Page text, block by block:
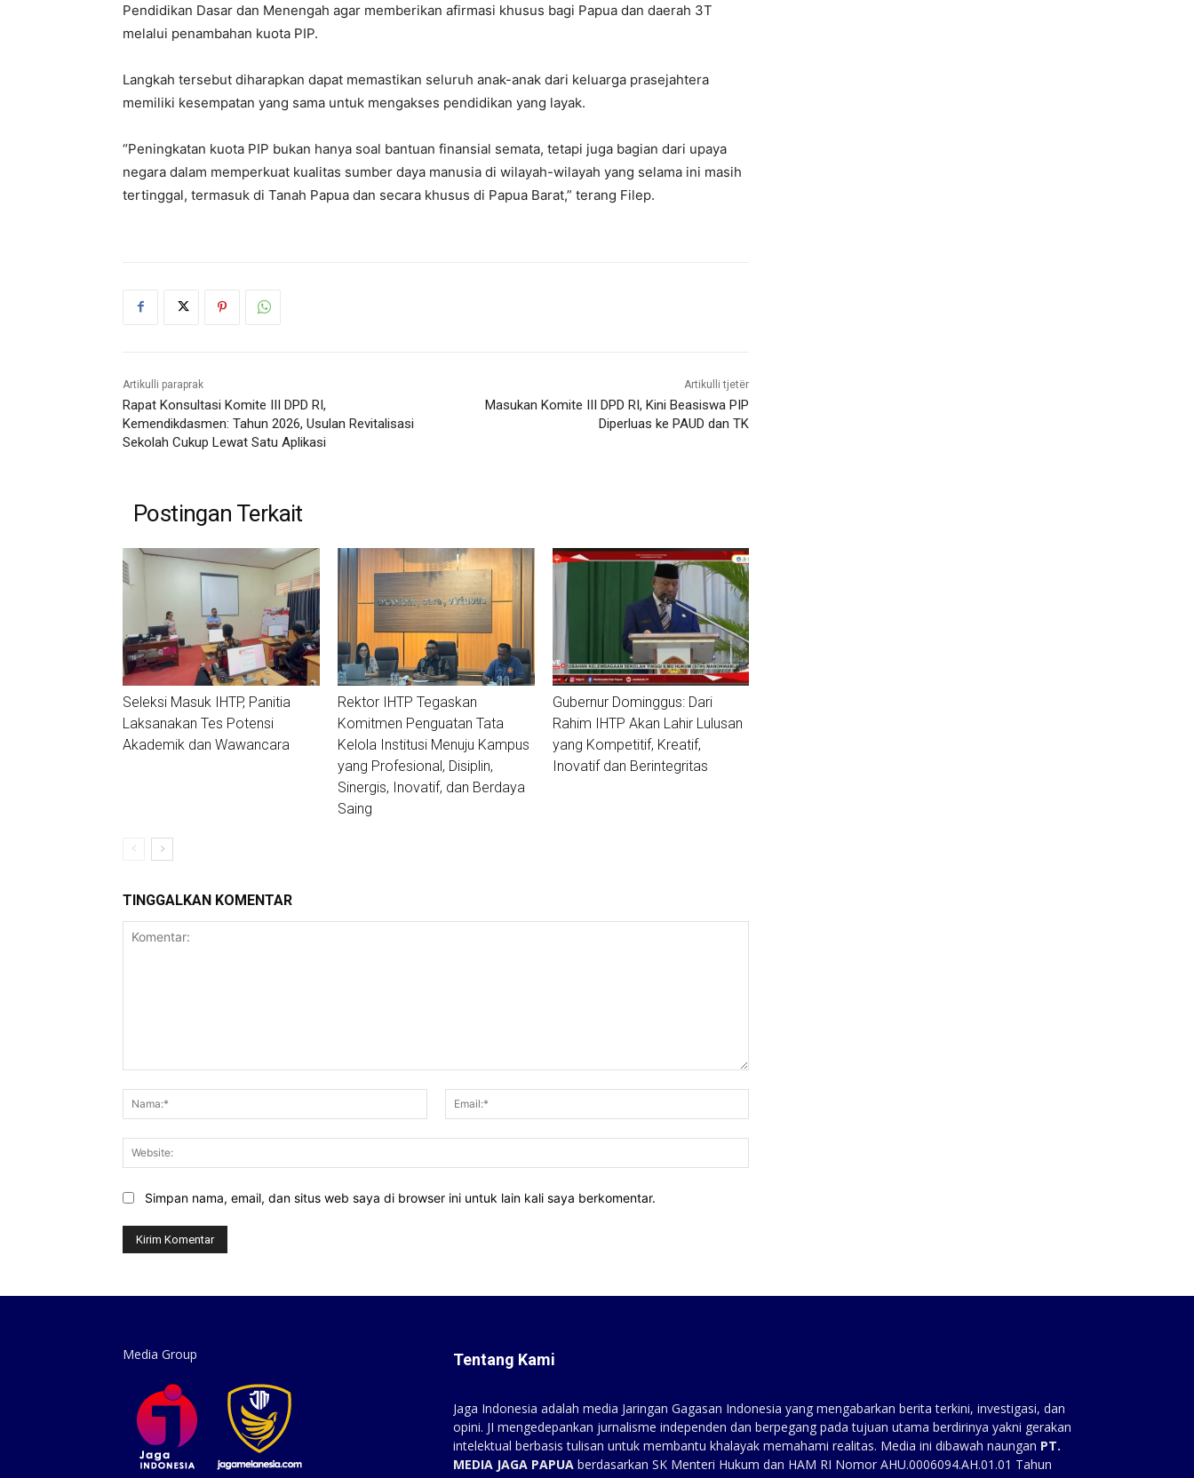
Pendidikan Dasar dan Menengah agar memberikan afirmasi khusus bagi Papua dan daerah 3T
melalui penambahan kuota PIP.
Langkah tersebut diharapkan dapat memastikan seluruh anak-anak dari keluarga prasejahtera
memiliki kesempatan yang sama untuk mengakses pendidikan yang layak.
“Peningkatan kuota PIP bukan hanya soal bantuan finansial semata, tetapi juga bagian dari upaya
negara dalam memperkuat kualitas sumber daya manusia di wilayah-wilayah yang selama ini masih
tertinggal, termasuk di Tanah Papua dan secara khusus di Papua Barat,” terang Filep.
Artikulli paraprak
Rapat Konsultasi Komite III DPD RI,
Kemendikdasmen: Tahun 2026, Usulan Revitalisasi
Sekolah Cukup Lewat Satu Aplikasi
Artikulli tjetër
Masukan Komite III DPD RI, Kini Beasiswa PIP
Diperluas ke PAUD dan TK
Postingan Terkait
Seleksi Masuk IHTP, Panitia
Laksanakan Tes Potensi
Akademik dan Wawancara
Rektor IHTP Tegaskan
Komitmen Penguatan Tata
Kelola Institusi Menuju Kampus
yang Profesional, Disiplin,
Sinergis, Inovatif, dan Berdaya
Saing
Gubernur Dominggus: Dari
Rahim IHTP Akan Lahir Lulusan
yang Kompetitif, Kreatif,
Inovatif dan Berintegritas
TINGGALKAN KOMENTAR
Nama:*
Simpan nama, email, dan situs web saya di browser ini untuk lain kali saya berkomentar.
Media Group Tentang Kami
Jaga Indonesia adalah media Jaringan Gagasan Indonesia yang mengabarkan berita terkini, investigasi, dan
opini. JI mengedepankan jurnalisme independen dan berpegang pada tujuan utama berdirinya yakni gerakan
intelektual berbasis tulisan untuk membantu khalayak memahami realitas. Media ini dibawah naungan PT.
MEDIA JAGA PAPUA berdasarkan SK Menteri Hukum dan HAM RI Nomor AHU.0006094.AH.01.01 Tahun